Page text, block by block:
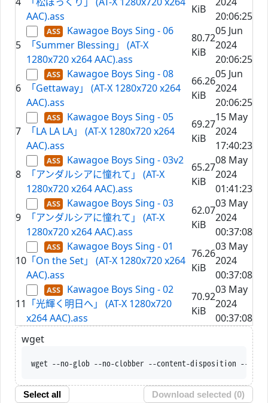
AAC).ass
KiB
20:06:25
5
Kawagoe Boys Sing - 06
「Summer Blessing」 (AT-X
1280x720 x264 AAC).ass
80.72
KiB
05 Jun
2024
20:06:25
6
Kawagoe Boys Sing - 08
「Gettaway」 (AT-X 1280x720 x264
AAC).ass
66.26
KiB
05 Jun
2024
20:06:25
7
Kawagoe Boys Sing - 05
「LA LA LA」 (AT-X 1280x720 x264
AAC).ass
69.27
KiB
15 May
2024
17:40:23
8
Kawagoe Boys Sing - 03v2
「アンダルシアに憧れて」 (AT-X
1280x720 x264 AAC).ass
65.27
KiB
08 May
2024
01:41:23
9
Kawagoe Boys Sing - 03
「アンダルシアに憧れて」 (AT-X
1280x720 x264 AAC).ass
62.07
KiB
03 May
2024
00:37:08
10
Kawagoe Boys Sing - 01
「On the Set」 (AT-X 1280x720 x264
AAC).ass
76.26
KiB
03 May
2024
00:37:08
11
Kawagoe Boys Sing - 02
「光輝く明日へ」 (AT-X 1280x720
x264 AAC).ass
70.92
KiB
03 May
2024
00:37:08
wget
wget --no-glob --no-clobber --content-disposition --trust-server-
Select all Download selected (0)